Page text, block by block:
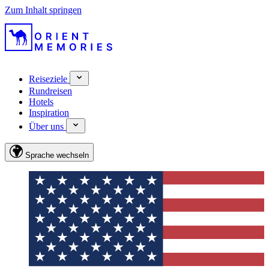
Zum Inhalt springen
Reiseziele
Rundreisen
Hotels
Inspiration
Über uns
Sprache wechseln